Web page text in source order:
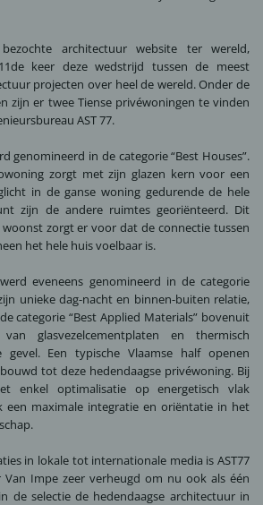
architectuur website ter wereld,
keer deze wedstrijd tussen de meest
projecten over heel de wereld. Onder de
zijn er twee Tiense privéwoningen te vinden
AST 77.
genomineerd in de categorie “Best Houses”.
zorgt met zijn glazen kern voor een
in de ganse woning gedurende de hele
zijn de andere ruimtes georiënteerd. Dit
zorgt er voor dat de connectie tussen
het hele huis voelbaar is.
eveneens genomineerd in de categorie
unieke dag-nacht en binnen-buiten relatie,
categorie “Best Applied Materials” bovenuit
glasvezelcementplaten en thermisch
Een typische Vlaamse half openen
tot deze hedendaagse privéwoning. Bij
enkel optimalisatie op energetisch vlak
een maximale integratie en oriëntatie in het
in lokale tot internationale media is AST77
Van Impe zeer verheugd om nu ook als één
de selectie de hedendaagse architectuur in